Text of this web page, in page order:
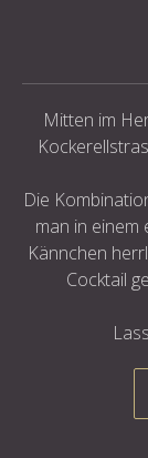
Mitten im
Die
man in einem
Kännchen
Cocktail